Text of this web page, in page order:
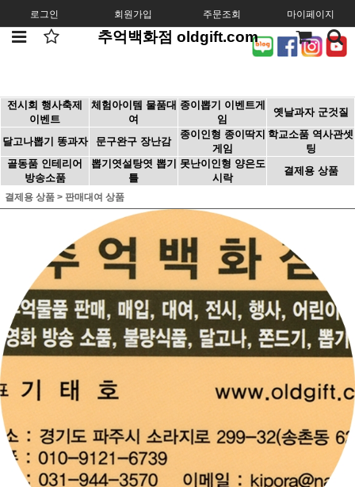
로그인 회원가입 주문조회 마이페이지
추억백화점 oldgift.com
전시회 행사축제
이벤트
체험아이템 물품대
여
종이뽑기 이벤트게
임
옛날과자 군것질
달고나뽑기 똥과자 문구완구 장난감
종이인형 종이딱지
게임
학교소품 역사관셋
팅
골동품 인테리어
방송소품
뽑기엿설탕엿 뽑기
틀
못난이인형 양은도
시락
결제용 상품
결제용 상품 > 판매대여 상품